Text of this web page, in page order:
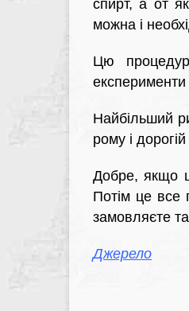
спирт, а от
можна і
Цю
експерименти
Найбільший
рому і дорогій
Добре, якщо
Потім це все
замовляєте
Джерело